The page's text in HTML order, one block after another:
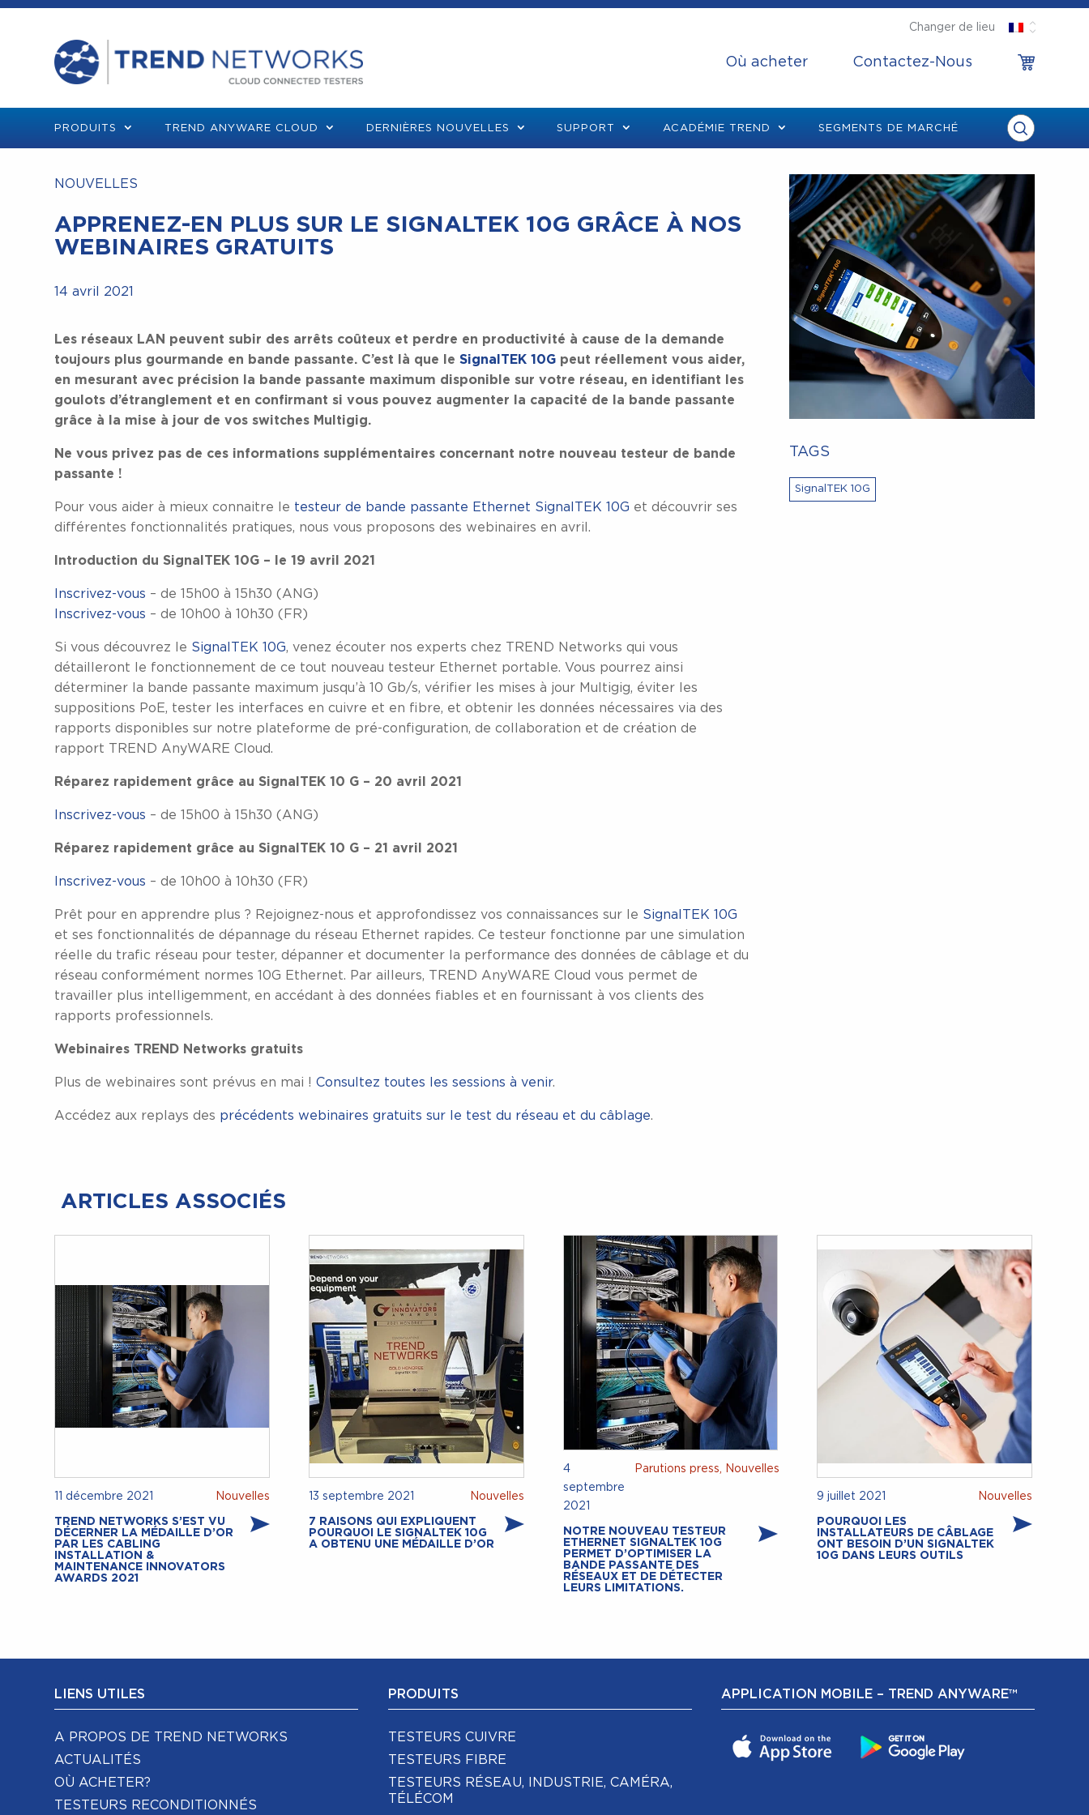
Changer de lieu
Où acheter Contactez-Nous
PRODUITS TREND ANYWARE CLOUD DERNIÈRES NOUVELLES SUPPORT ACADÉMIE TREND SEGMENTS DE MARCHÉ
NOUVELLES
APPRENEZ-EN PLUS SUR LE SIGNALTEK 10G GRÂCE À NOS
WEBINAIRES GRATUITS
14 avril 2021
Les réseaux LAN peuvent subir des arrêts coûteux et perdre en productivité à cause de la demande
toujours plus gourmande en bande passante. C’est là que leSignalTEK 10G peut réellement vous aider,
en mesurant avec précision la bande passante maximum disponible sur votre réseau, en identifiant les
goulots d’étranglement et en confirmant si vous pouvez augmenter la capacité de la bande passante
grâce à la mise à jour de vos switches Multigig.
Ne vous privez pas de ces informations supplémentaires concernant notre nouveau testeur de bande
passante !
Pour vous aider à mieux connaitre le testeur de bande passante Ethernet SignalTEK 10G et découvrir ses
différentes fonctionnalités pratiques, nous vous proposons des webinaires en avril.
Introduction du SignalTEK 10G – le 19 avril 2021
Inscrivez-vous – de 15h00 à 15h30 (ANG)
Inscrivez-vous – de 10h00 à 10h30 (FR)
Si vous découvrez le SignalTEK 10G, venez écouter nos experts chez TREND Networks qui vous
détailleront le fonctionnement de ce tout nouveau testeur Ethernet portable. Vous pourrez ainsi
déterminer la bande passante maximum jusqu’à 10 Gb/s, vérifier les mises à jour Multigig, éviter les
suppositions PoE, tester les interfaces en cuivre et en fibre, et obtenir les données nécessaires via des
rapports disponibles sur notre plateforme de pré-configuration, de collaboration et de création de
rapport TREND AnyWARE Cloud.
Réparez rapidement grâce au SignalTEK 10 G – 20 avril 2021
Inscrivez-vous – de 15h00 à 15h30 (ANG)
Réparez rapidement grâce au SignalTEK 10 G – 21 avril 2021
Inscrivez-vous – de 10h00 à 10h30 (FR)
Prêt pour en apprendre plus ? Rejoignez-nous et approfondissez vos connaissances sur le SignalTEK 10G
et ses fonctionnalités de dépannage du réseau Ethernet rapides. Ce testeur fonctionne par une simulation
réelle du trafic réseau pour tester, dépanner et documenter la performance des données de câblage et du
réseau conformément normes 10G Ethernet. Par ailleurs, TREND AnyWARE Cloud vous permet de
travailler plus intelligemment, en accédant à des données fiables et en fournissant à vos clients des
rapports professionnels.
Webinaires TREND Networks gratuits
Plus de webinaires sont prévus en mai !Consultez toutes les sessions à venir.
Accédez aux replays des précédents webinaires gratuits sur le test du réseau et du câblage.
TAGS
SignalTEK 10G
ARTICLES ASSOCIÉS
11 décembre 2021 Nouvelles
TREND NETWORKS S’EST VU
DÉCERNER LA MÉDAILLE D’OR
PAR LES CABLING
INSTALLATION &
MAINTENANCE INNOVATORS
AWARDS 2021
13 septembre 2021 Nouvelles
7 RAISONS QUI EXPLIQUENT
POURQUOI LE SIGNALTEK 10G
A OBTENU UNE MÉDAILLE D’OR
4
septembre
2021
Parutions press, Nouvelles
NOTRE NOUVEAU TESTEUR
ETHERNET SIGNALTEK 10G
PERMET D’OPTIMISER LA
BANDE PASSANTE DES
RÉSEAUX ET DE DÉTECTER
LEURS LIMITATIONS.
9 juillet 2021 Nouvelles
POURQUOI LES
INSTALLATEURS DE CÂBLAGE
ONT BESOIN D’UN SIGNALTEK
10G DANS LEURS OUTILS
LIENS UTILES
A PROPOS DE TREND NETWORKS
ACTUALITÉS
OÙ ACHETER?
TESTEURS RECONDITIONNÉS
PRODUITS
TESTEURS CUIVRE
TESTEURS FIBRE
TESTEURS RÉSEAU, INDUSTRIE, CAMÉRA,
TÉLÉCOM
APPLICATION MOBILE – TREND ANYWARE™